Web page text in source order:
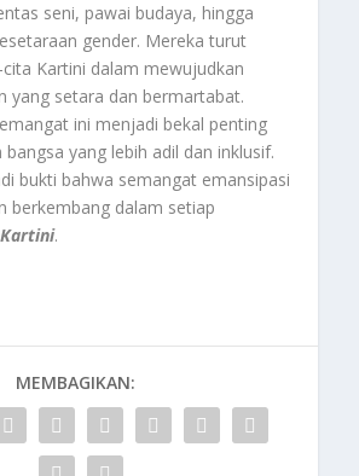
seni, pawai budaya, hingga
gender. Mereka turut
Kartini dalam mewujudkan
yang setara dan bermartabat.
ini menjadi bekal penting
yang lebih adil dan inklusif.
bukti bahwa semangat emansipasi
berkembang dalam setiap
.
MEMBAGIKAN: